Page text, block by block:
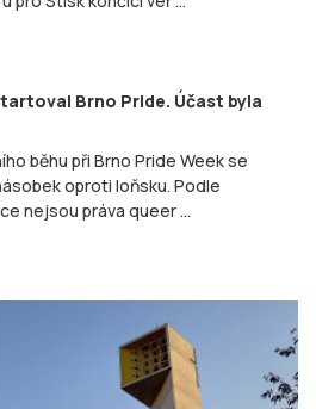
Brno Pride. Účast byla
běhu při Brno Pride Week se
oproti loňsku. Podle
nejsou práva queer ...